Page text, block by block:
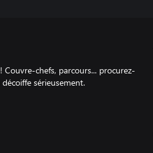
chefs, parcours... procurez-
sérieusement.